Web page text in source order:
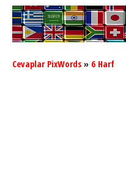
Cevaplar PixWords » 6 Harf